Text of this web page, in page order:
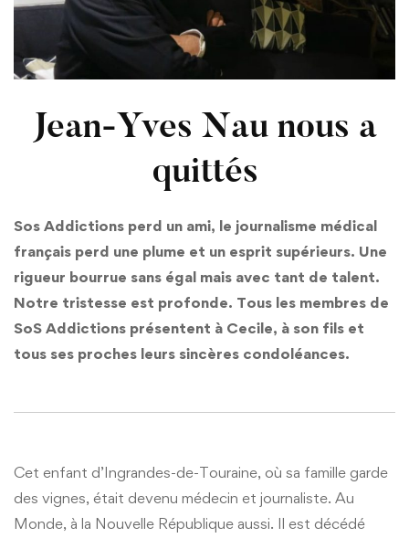
Jean-Yves Nau nous a
quittés
Sos Addictions perd un ami, le journalisme médical
français perd une plume et un esprit supérieurs. Une
rigueur bourrue sans égal mais avec tant de talent.
Notre tristesse est profonde. Tous les membres de
SoS Addictions présentent à Cecile, à son fils et
tous ses proches leurs sincères condoléances.
Cet enfant d’Ingrandes-de-Touraine, où sa famille garde
des vignes, était devenu médecin et journaliste. Au
Monde, à la Nouvelle République aussi. Il est décédé